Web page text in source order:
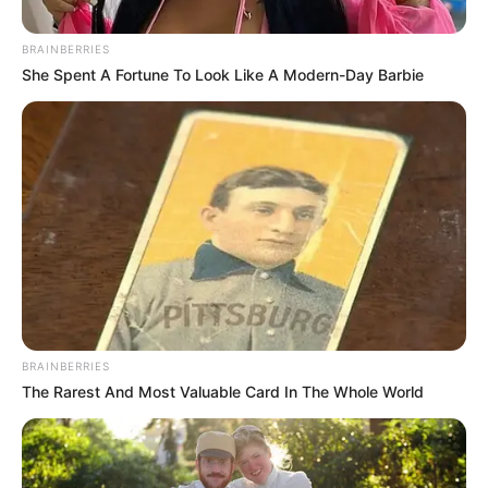
Terminales Medellín
Desde Terminales Medellín esperan la movilización de
más de 358 mil pasajeros durante el puente de Reyes
Por:Verónica Gómez Perea
Octubre 2, 2025
BRAINBERRIES
She Spent A Fortune To Look Like A Modern-Day Barbie
BRAINBERRIES
The Rarest And Most Valuable Card In The Whole World